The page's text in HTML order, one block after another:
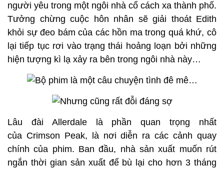
người yêu trong một ngôi nhà cổ cách xa thành phố.
Tưởng chừng cuộc hôn nhân sẽ giải thoát Edith
khỏi sự đeo bám của các hồn ma trong quá khứ, cô
lại tiếp tục rơi vào trạng thái hoảng loạn bởi những
hiện tượng kì lạ xảy ra bên trong ngôi nhà này…
Lâu đài Allerdale là phần quan trọng nhất
của Crimson Peak, là nơi diễn ra các cảnh quay
chính của phim. Ban đầu, nhà sản xuất muốn rút
ngắn thời gian sản xuất để bù lại cho hơn 3 tháng